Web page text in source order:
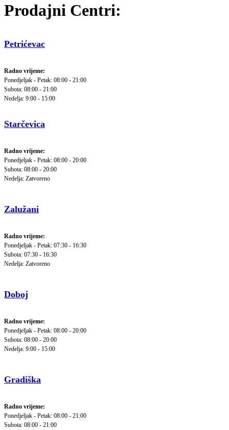
Prodajni Centri:
Petrićevac
Radno vrijeme:
Ponedjeljak - Petak: 08:00 - 21:00
Subota: 08:00 - 21:00
Nedelja: 9:00 - 15:00
Starčevica
Radno vrijeme:
Ponedjeljak - Petak: 08:00 - 20:00
Subota: 08:00 - 20:00
Nedelja: Zatvoreno
Zalužani
Radno vrijeme:
Ponedjeljak - Petak: 07:30 - 16:30
Subota: 07:30 - 16:30
Nedelja: Zatvoreno
Doboj
Radno vrijeme:
Ponedjeljak - Petak: 08:00 - 20:00
Subota: 08:00 - 20:00
Nedelja: 9:00 - 15:00
Gradiška
Radno vrijeme:
Ponedjeljak - Petak: 08:00 - 21:00
Subota: 08:00 - 21:00